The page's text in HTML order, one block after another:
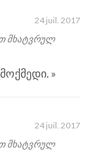
24 juil. 2017
მხატვრულ
»
24 juil. 2017
მხატვრულ